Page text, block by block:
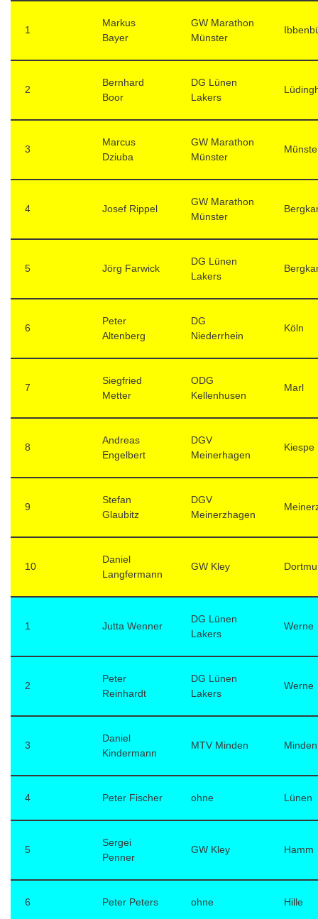
1
Markus
Bayer
GW Marathon
Münster
2
Bernhard
Boor
DG Lünen
Lakers
3
Marcus
Dziuba
GW Marathon
Münster
4 Josef Rippel
GW Marathon
Münster
5 Jörg Farwick
DG Lünen
Lakers
6
Peter
Altenberg
DG
Niederrhein
Köln
7
Siegfried
Metter
ODG
Kellenhusen
Marl
8
Andreas
Engelbert
DGV
Meinerhagen
Kiespe
9
Stefan
Glaubitz
DGV
Meinerzhagen
10
Daniel
Langfermann
GW Kley
1 Jutta Wenner
DG Lünen
Lakers
Werne
2
Peter
Reinhardt
DG Lünen
Lakers
Werne
3
Daniel
Kindermann
MTV Minden Minden
4 Peter Fischer ohne Lünen
5
Sergei
Penner
GW Kley Hamm
6 Peter Peters ohne Hille